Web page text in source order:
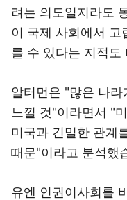
려는 의도일지라도
이 국제 사회에서 고
를 수 있다는 지적도
알터먼은 "많은 나
느낄 것"이라면서 "
미국과 긴밀한 관계
때문"이라고 분석했
유엔 인권이사회를